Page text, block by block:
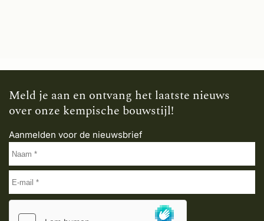
Meld je aan en ontvang het laatste nieuws
over onze kempische bouwstijl!
Aanmelden voor de nieuwsbrief